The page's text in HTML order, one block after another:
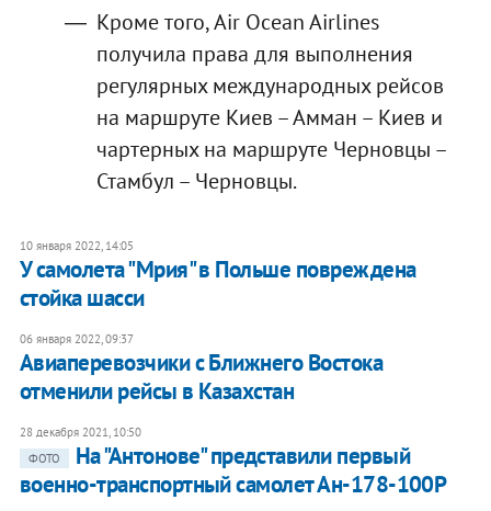
Кроме того, Air Ocean Airlines
получила права для выполнения
регулярных международных рейсов
на маршруте Киев – Амман – Киев и
чартерных на маршруте Черновцы –
Стамбул – Черновцы.
10 января 2022, 14:05
У самолета "Мрия" в Польше повреждена
стойка шасси
06 января 2022, 09:37
Авиаперевозчики с Ближнего Востока
отменили рейсы в Казахстан
28 декабря 2021, 10:50
ФОТО
На "Антонове" представили первый
военно-транспортный самолет Ан-178-100Р